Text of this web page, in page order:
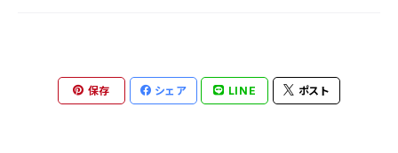
保存 シェア LINE ポスト